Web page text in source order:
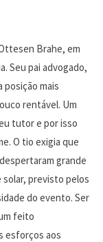
Brahe, em
Seu pai advogado,
posição mais
rentável. Um
tutor e por isso
O tio exigia que
grande
solar, previsto pelos
do evento. Ser
feito
esforços aos